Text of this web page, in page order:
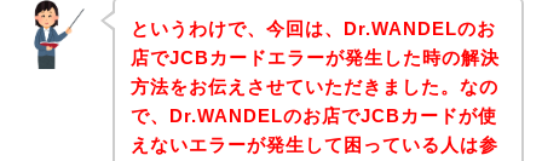
というわけで、今回は、Dr.WANDELのお
店でJCBカードエラーが発生した時の解決
方法をお伝えさせていただきました。なの
で、Dr.WANDELのお店でJCBカードが使
えないエラーが発生して困っている人は参